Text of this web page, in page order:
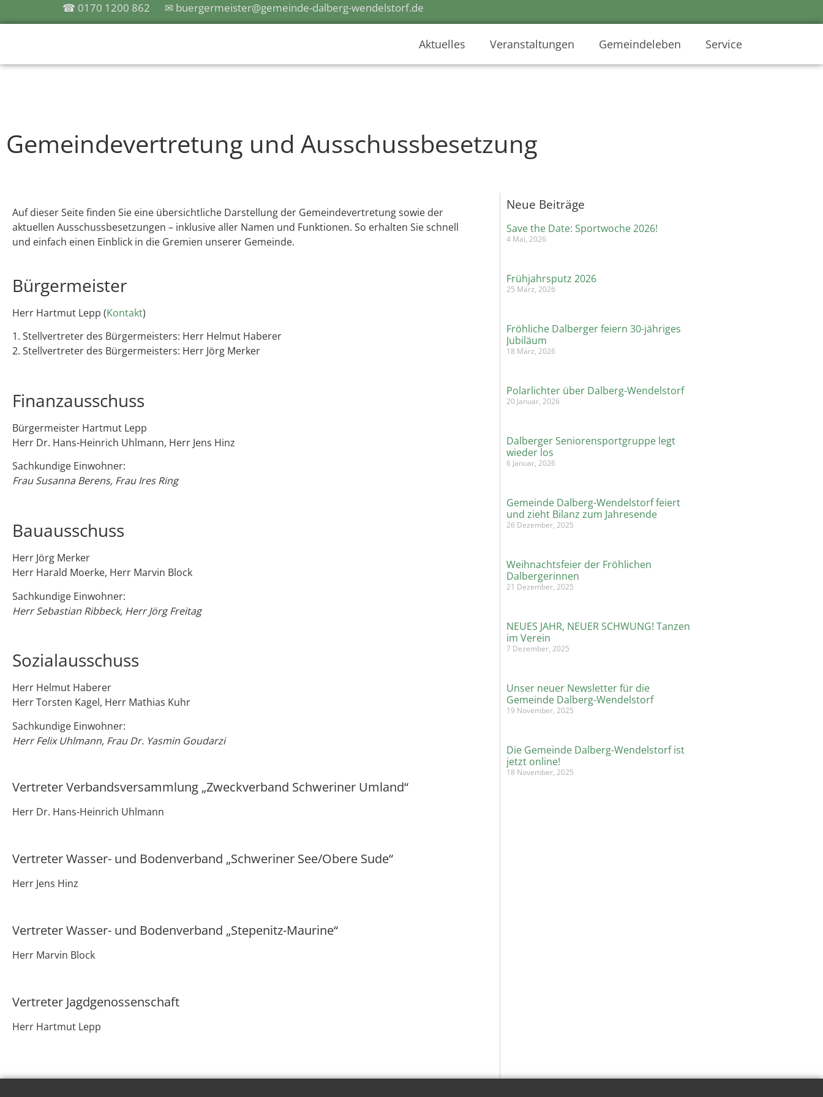
☎ 0170 1200 862 ✉ buergermeister@gemeinde-dalberg-wendelstorf.de
Aktuelles Veranstaltungen Gemeindeleben Service
Gemeindevertretung und Ausschussbesetzung
Auf dieser Seite finden Sie eine übersichtliche Darstellung der Gemeindevertretung sowie der
aktuellen Ausschussbesetzungen – inklusive aller Namen und Funktionen. So erhalten Sie schnell
und einfach einen Einblick in die Gremien unserer Gemeinde.
Bürgermeister
Herr Hartmut Lepp (Kontakt)
1. Stellvertreter des Bürgermeisters: Herr Helmut Haberer
2. Stellvertreter des Bürgermeisters: Herr Jörg Merker
Finanzausschuss
Bürgermeister Hartmut Lepp
Herr Dr. Hans-Heinrich Uhlmann, Herr Jens Hinz
Sachkundige Einwohner:
Frau Susanna Berens, Frau Ires Ring
Bauausschuss
Herr Jörg Merker
Herr Harald Moerke, Herr Marvin Block
Sachkundige Einwohner:
Herr Sebastian Ribbeck, Herr Jörg Freitag
Sozialausschuss
Herr Helmut Haberer
Herr Torsten Kagel, Herr Mathias Kuhr
Sachkundige Einwohner:
Herr Felix Uhlmann, Frau Dr. Yasmin Goudarzi
Vertreter Verbandsversammlung „Zweckverband Schweriner Umland“
Herr Dr. Hans-Heinrich Uhlmann
Vertreter Wasser- und Bodenverband „Schweriner See/Obere Sude“
Herr Jens Hinz
Vertreter Wasser- und Bodenverband „Stepenitz-Maurine“
Herr Marvin Block
Vertreter Jagdgenossenschaft
Herr Hartmut Lepp
Neue Beiträge
Save the Date: Sportwoche 2026!
4 Mai, 2026
Frühjahrsputz 2026
25 März, 2026
Fröhliche Dalberger feiern 30-jähriges
Jubiläum
18 März, 2026
Polarlichter über Dalberg-Wendelstorf
20 Januar, 2026
Dalberger Seniorensportgruppe legt
wieder los
6 Januar, 2026
Gemeinde Dalberg-Wendelstorf feiert
und zieht Bilanz zum Jahresende
26 Dezember, 2025
Weihnachtsfeier der Fröhlichen
Dalbergerinnen
21 Dezember, 2025
NEUES JAHR, NEUER SCHWUNG! Tanzen
im Verein
7 Dezember, 2025
Unser neuer Newsletter für die
Gemeinde Dalberg-Wendelstorf
19 November, 2025
Die Gemeinde Dalberg-Wendelstorf ist
jetzt online!
18 November, 2025